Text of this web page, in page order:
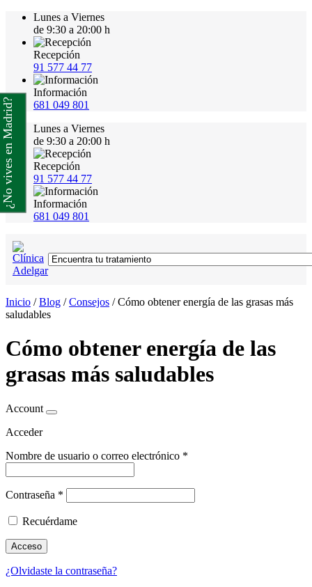
Lunes a Viernes
de 9:30 a 20:00 h
Recepción
91 577 44 77
Información
681 049 801
Lunes a Viernes
de 9:30 a 20:00 h
Recepción
91 577 44 77
Información
681 049 801
Inicio /Blog /Consejos /Cómo obtener energía de las grasas más
saludables
Cómo obtener energía de las
grasas más saludables
Account
Acceder
Nombre de usuario o correo electrónico *
Contraseña *
Recuérdame
Acceso
¿Olvidaste la contraseña?
¿No vives en Madrid?